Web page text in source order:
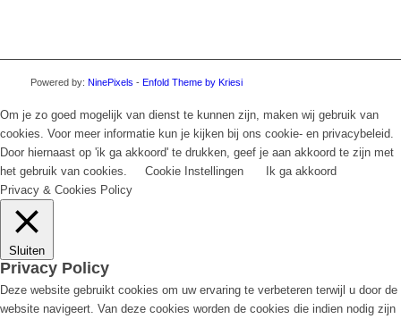
Powered by: NinePixels - Enfold Theme by Kriesi
Om je zo goed mogelijk van dienst te kunnen zijn, maken wij gebruik van
cookies. Voor meer informatie kun je kijken bij ons cookie- en privacybeleid.
Door hiernaast op 'ik ga akkoord' te drukken, geef je aan akkoord te zijn met
het gebruik van cookies.
Cookie Instellingen
Ik ga akkoord
Privacy & Cookies Policy
Sluiten
Privacy Policy
Deze website gebruikt cookies om uw ervaring te verbeteren terwijl u door de
website navigeert. Van deze cookies worden de cookies die indien nodig zijn